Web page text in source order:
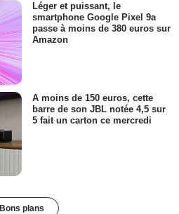
Léger et puissant, le
smartphone Google Pixel 9a
passe à moins de 380 euros sur
Amazon
A moins de 150 euros, cette
barre de son JBL notée 4,5 sur
5 fait un carton ce mercredi
Bons plans